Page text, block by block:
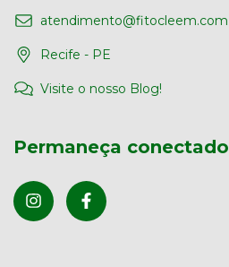
atendimento@fitocleem.com
Recife - PE
Visite o nosso Blog!
Permaneça conectado